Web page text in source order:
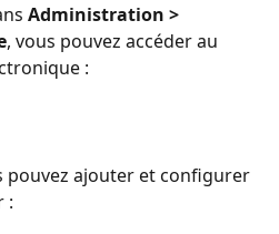
Administration >
, vous pouvez accéder au
:
pouvez ajouter et configurer
: